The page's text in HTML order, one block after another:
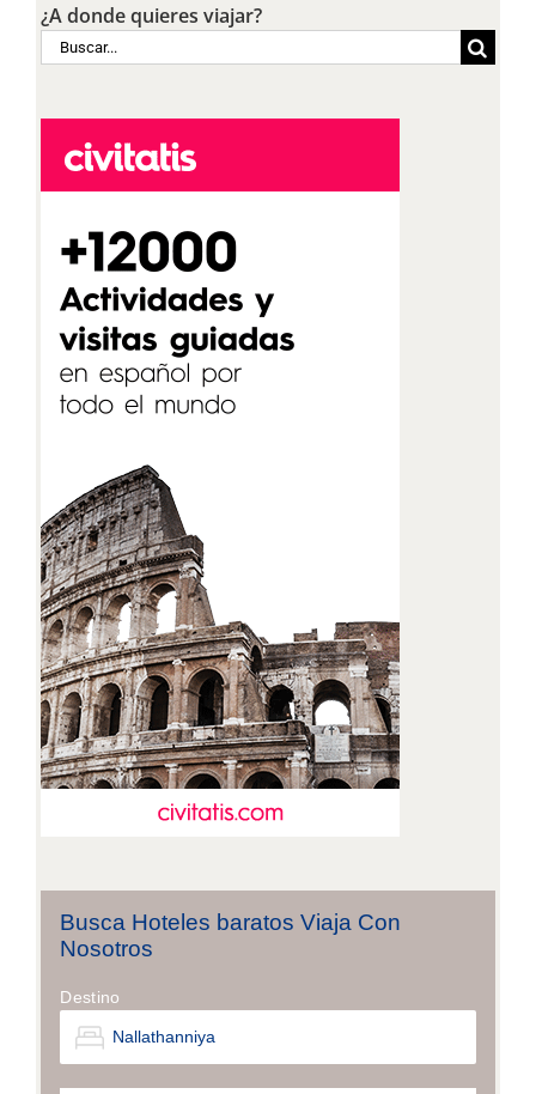
¿A donde quieres viajar?
Buscar:
Busca Hoteles baratos Viaja Con
Nosotros
Destino